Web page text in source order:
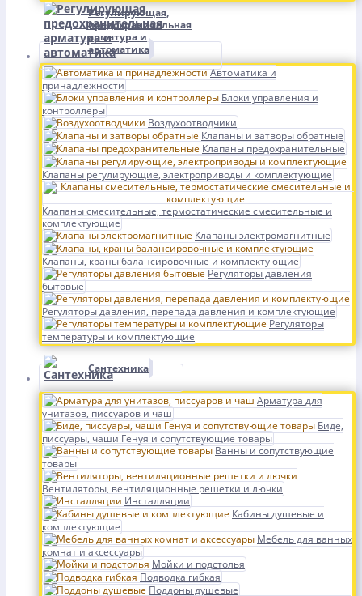
Регулирующая,
предохранительная
арматура и
автоматика
Автоматика и
принадлежности
Блоки управления и
контроллеры
Воздухоотводчики
Клапаны и затворы обратные
Клапаны предохранительные
Клапаны регулирующие, электроприводы и комплектующие
Клапаны смесительные, термостатические смесительные и
комплектующие
Клапаны электромагнитные
Клапаны, краны балансировочные и комплектующие
Регуляторы давления
бытовые
Регуляторы давления, перепада давления и комплектующие
Регуляторы
температуры и комплектующие
Сантехника
Арматура для
унитазов, писсуаров и чаш
Биде,
писсуары, чаши Генуя и сопутствующие товары
Ванны и сопутствующие
товары
Вентиляторы, вентиляционные решетки и лючки
Инсталляции
Кабины душевые и
комплектующие
Мебель для ванных
комнат и аксессуары
Мойки и подстолья
Подводка гибкая
Поддоны душевые